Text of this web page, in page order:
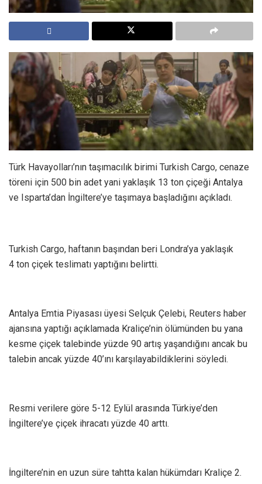
Türk Havayolları’nın taşımacılık birimi Turkish Cargo, cenaze
töreni için 500 bin adet yani yaklaşık 13 ton çiçeği Antalya
ve Isparta’dan İngiltere’ye taşımaya başladığını açıkladı.
Turkish Cargo, haftanın başından beri Londra’ya yaklaşık
4 ton çiçek teslimatı yaptığını belirtti.
Antalya Emtia Piyasası üyesi Selçuk Çelebi, Reuters haber
ajansına yaptığı açıklamada Kraliçe’nin ölümünden bu yana
kesme çiçek talebinde yüzde 90 artış yaşandığını ancak bu
talebin ancak yüzde 40’ını karşılayabildiklerini söyledi.
Resmi verilere göre 5-12 Eylül arasında Türkiye’den
İngiltere’ye çiçek ihracatı yüzde 40 arttı.
İngiltere’nin en uzun süre tahtta kalan hükümdarı Kraliçe 2.